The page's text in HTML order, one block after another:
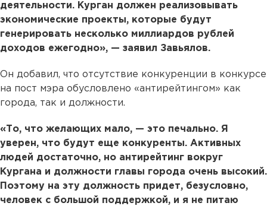
деятельности. Курган должен реализовывать
экономические проекты, которые будут
генерировать несколько миллиардов рублей
доходов ежегодно», — заявил Завьялов.
Он добавил, что отсутствие конкуренции в конкурсе
на пост мэра обусловлено «антирейтингом» как
города, так и должности.
«То, что желающих мало, — это печально. Я
уверен, что будут еще конкуренты. Активных
людей достаточно, но антирейтинг вокруг
Кургана и должности главы города очень высокий.
Поэтому на эту должность придет, безусловно,
человек с большой поддержкой, и я не питаю